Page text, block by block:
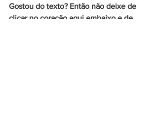
Gostou do texto? Então não deixe de
clicar no coração aqui embaixo e de